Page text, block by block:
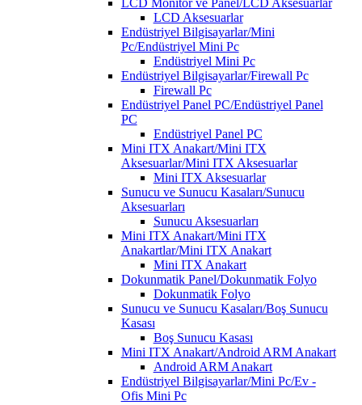
LCD Monitör ve Panel/LCD Aksesuarlar
LCD Aksesuarlar
Endüstriyel Bilgisayarlar/Mini
Pc/Endüstriyel Mini Pc
Endüstriyel Mini Pc
Endüstriyel Bilgisayarlar/Firewall Pc
Firewall Pc
Endüstriyel Panel PC/Endüstriyel Panel
PC
Endüstriyel Panel PC
Mini ITX Anakart/Mini ITX
Aksesuarlar/Mini ITX Aksesuarlar
Mini ITX Aksesuarlar
Sunucu ve Sunucu Kasaları/Sunucu
Aksesuarları
Sunucu Aksesuarları
Mini ITX Anakart/Mini ITX
Anakartlar/Mini ITX Anakart
Mini ITX Anakart
Dokunmatik Panel/Dokunmatik Folyo
Dokunmatik Folyo
Sunucu ve Sunucu Kasaları/Boş Sunucu
Kasası
Boş Sunucu Kasası
Mini ITX Anakart/Android ARM Anakart
Android ARM Anakart
Endüstriyel Bilgisayarlar/Mini Pc/Ev -
Ofis Mini Pc